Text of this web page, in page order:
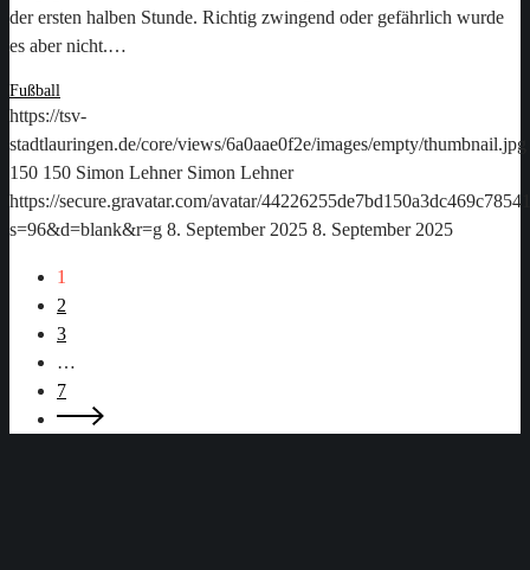
der ersten halben Stunde. Richtig zwingend oder gefährlich wurde
es aber nicht.…
Fußball
https://tsv-
stadtlauringen.de/core/views/6a0aae0f2e/images/empty/thumbnail.jpg
150 150 Simon Lehner Simon Lehner
https://secure.gravatar.com/avatar/
s=96&d=blank&r=g 8. September 2025 8. September 2025
1
2
3
…
7